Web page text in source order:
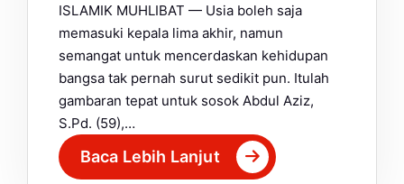
ISLAMIK MUHLIBAT — Usia boleh saja
memasuki kepala lima akhir, namun
semangat untuk mencerdaskan kehidupan
bangsa tak pernah surut sedikit pun. Itulah
gambaran tepat untuk sosok Abdul Aziz,
S.Pd. (59),…
Baca Lebih Lanjut